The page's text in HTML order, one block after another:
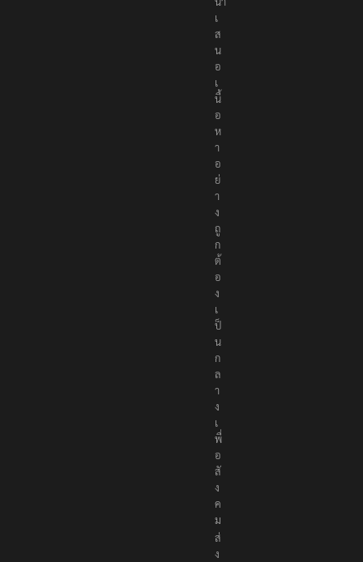
เ
ส
น
อ
เ
นื้
อ
ห
า
อ
ย่
า
ง
ถู
ก
ต้
อ
ง
เ
ป็
น
ก
ล
า
ง
เ
พื่
อ
สั
ง
ค
ม
ส่
ง